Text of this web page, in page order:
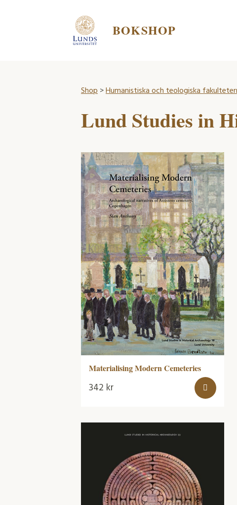
BOKSHOP
Shop>Humanistiska och teologiska
Lund Studies in
Materialising Modern Cemeteries
342 kr